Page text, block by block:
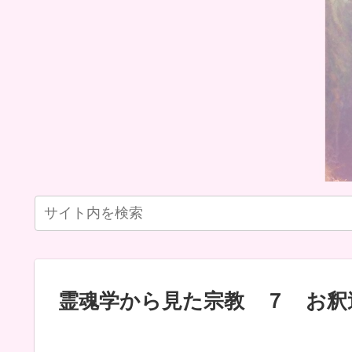
霊魂学から見た宗教 ７ お釈